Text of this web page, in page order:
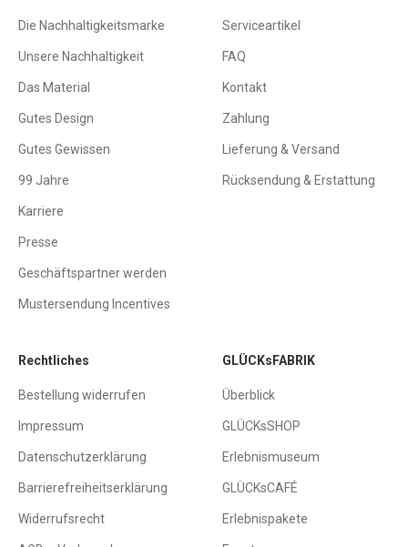
Die Nachhaltigkeitsmarke
Unsere Nachhaltigkeit
Das Material
Gutes Design
Gutes Gewissen
99 Jahre
Karriere
Presse
Geschäftspartner werden
Mustersendung Incentives
Serviceartikel
FAQ
Kontakt
Zahlung
Lieferung & Versand
Rücksendung & Erstattung
Rechtliches
Bestellung widerrufen
Impressum
Datenschutzerklärung
Barrierefreiheitserklärung
Widerrufsrecht
GLÜCKsFABRIK
Überblick
GLÜCKsSHOP
Erlebnismuseum
GLÜCKsCAFÉ
Erlebnispakete